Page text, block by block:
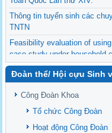
Thông tin tuyển sinh các
TNTN
Feasibility evaluation of
case study under household
Delta
Sediment properties in
upstream Mekong Delta
Danh mục tạp chí xuất bản
Danh Mục các Đề Tài NCKH
Đoàn thể/ Hội cựu Sinh
Công Đoàn Khoa
Tổ chức Công Đoàn
Hoạt động Công Đoàn